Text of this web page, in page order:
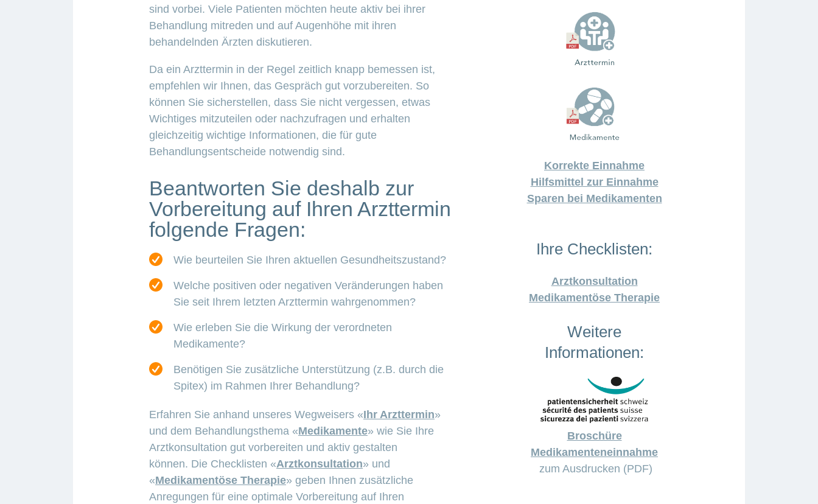
sind vorbei. Viele Patienten möchten heute aktiv bei ihrer
Behandlung mitreden und auf Augenhöhe mit ihren
behandelnden Ärzten diskutieren.
Da ein Arzttermin in der Regel zeitlich knapp bemessen ist,
empfehlen wir Ihnen, das Gespräch gut vorzubereiten. So
können Sie sicherstellen, dass Sie nicht vergessen, etwas
Wichtiges mitzuteilen oder nachzufragen und erhalten
gleichzeitig wichtige Informationen, die für gute
Behandlungsentscheide notwendig sind.
Beantworten Sie deshalb zur
Vorbereitung auf Ihren Arzttermin
folgende Fragen:
Wie beurteilen Sie Ihren aktuellen Gesundheitszustand?
Welche positiven oder negativen Veränderungen haben
Sie seit Ihrem letzten Arzttermin wahrgenommen?
Wie erleben Sie die Wirkung der verordneten
Medikamente?
Benötigen Sie zusätzliche Unterstützung (z.B. durch die
Spitex) im Rahmen Ihrer Behandlung?
Erfahren Sie anhand unseres Wegweisers «Ihr Arzttermin»
und dem Behandlungsthema «Medikamente» wie Sie Ihre
Arztkonsultation gut vorbereiten und aktiv gestalten
können. Die Checklisten «Arztkonsultation» und
«Medikamentöse Therapie» geben Ihnen zusätzliche
Anregungen für eine optimale Vorbereitung auf Ihren
Korrekte Einnahme
Hilfsmittel zur Einnahme
Sparen bei Medikamenten
Ihre Checklisten:
Arztkonsultation
Medikamentöse Therapie
Weitere
Informationen:
Broschüre
Medikamenteneinnahme
zum Ausdrucken (PDF)